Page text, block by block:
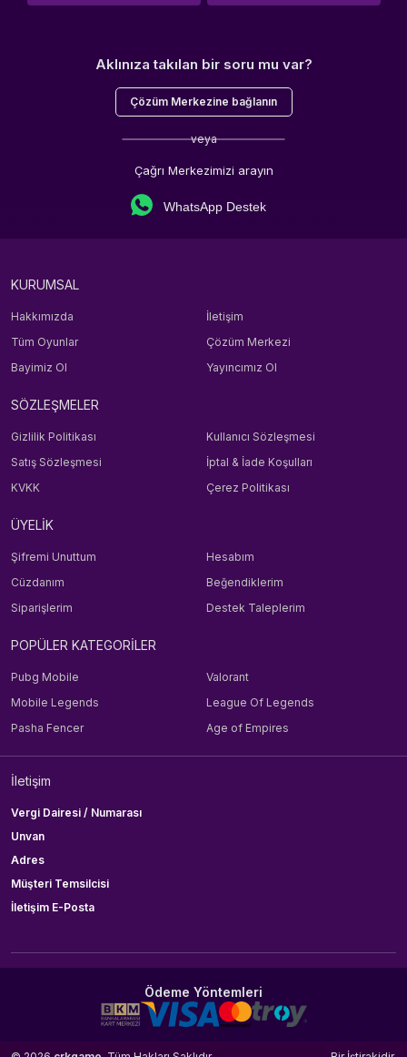
Aklınıza takılan bir soru mu var?
Çözüm Merkezine bağlanın
veya
Çağrı Merkezimizi arayın
WhatsApp Destek
KURUMSAL
Hakkımızda
İletişim
Tüm Oyunlar
Çözüm Merkezi
Bayimiz Ol
Yayıncımız Ol
SÖZLEŞMELER
Gizlilik Politikası
Kullanıcı Sözleşmesi
Satış Sözleşmesi
İptal & İade Koşulları
KVKK
Çerez Politikası
ÜYELİK
Şifremi Unuttum
Hesabım
Cüzdanım
Beğendiklerim
Siparişlerim
Destek Taleplerim
POPÜLER KATEGORİLER
Pubg Mobile
Valorant
Mobile Legends
League Of Legends
Pasha Fencer
Age of Empires
İletişim
Vergi Dairesi / Numarası
Unvan
Adres
Müşteri Temsilcisi
İletişim E-Posta
Ödeme Yöntemleri